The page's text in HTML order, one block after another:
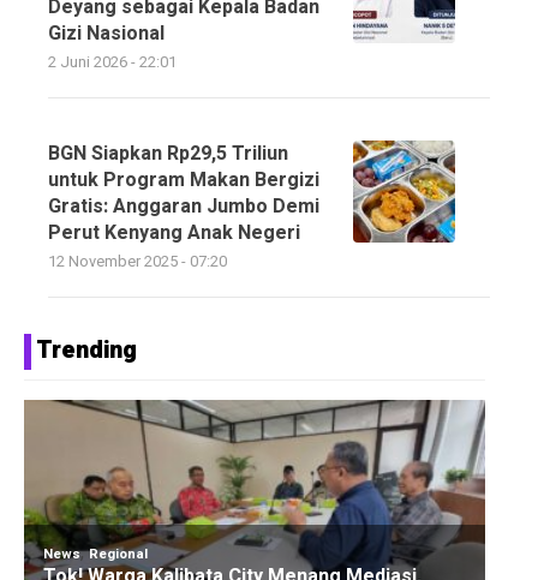
Deyang sebagai Kepala Badan
Gizi Nasional
2 Juni 2026 - 22:01
BGN Siapkan Rp29,5 Triliun
untuk Program Makan Bergizi
Gratis: Anggaran Jumbo Demi
Perut Kenyang Anak Negeri
12 November 2025 - 07:20
Trending